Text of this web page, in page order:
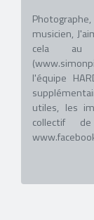
musicien,
cela
l'équipe
utiles, les
collectif